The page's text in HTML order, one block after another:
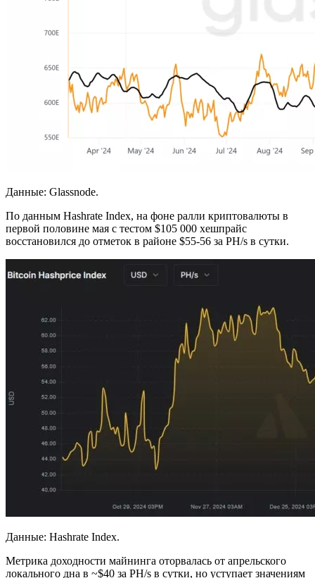
Данные: Glassnode.
По данным Hashrate Index, на фоне ралли криптовалюты в
первой половине мая с тестом $105 000 хешпрайс
восстановился до отметок в районе $55-56 за PH/s в сутки.
Данные: Hashrate Index.
Метрика доходности майнинга оторвалась от апрельского
локального дна в ~$40 за PH/s в сутки, но уступает значениям